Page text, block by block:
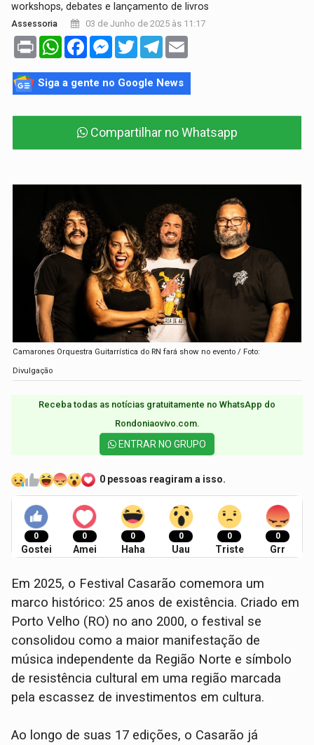
workshops, debates e lançamento de livros
Assessoria 03 de Junho de 2025 às 11:17
Print WhatsAppFacebookMessenger
TwitterTelegram
Siga a gente no Google News
Compartilhar no Whatsapp
Camarones Orquestra Guitarrística do RN fará show no evento / Foto:
Divulgação
Receba todas as notícias gratuitamente no WhatsApp do
Rondoniaovivo.com.​
ENTRAR NO GRUPO
0 pessoas reagiram a isso.
0
Gostei
0
Amei
0
Haha
0
Uau
0
Triste
0
Grr
Em 2025, o Festival Casarão comemora um
marco histórico: 25 anos de existência. Criado em
Porto Velho (RO) no ano 2000, o festival se
consolidou como a maior manifestação de
música independente da Região Norte e símbolo
de resistência cultural em uma região marcada
pela escassez de investimentos em cultura.
Ao longo de suas 17 edições, o Casarão já